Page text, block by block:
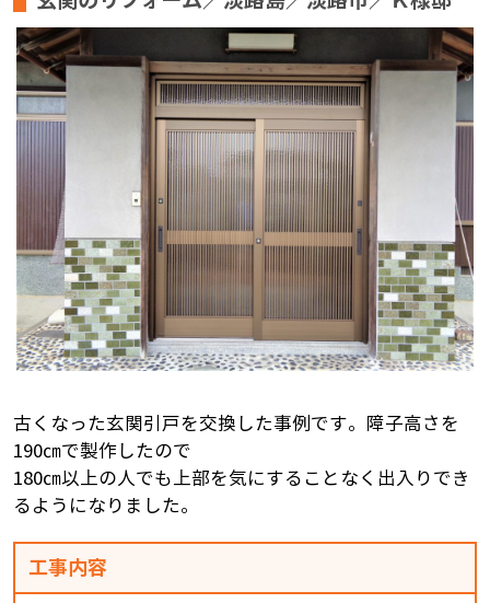
古くなった玄関引戸を交換した事例です。障子高さを
190㎝で製作したので
180㎝以上の人でも上部を気にすることなく出入りでき
るようになりました。
工事内容